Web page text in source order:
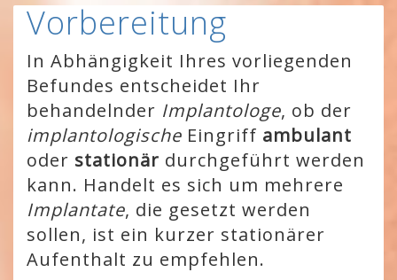
Vorbereitung
In Abhängigkeit Ihres vorliegenden
Befundes entscheidet Ihr
behandelnder Implantologe, ob der
implantologische Eingriff ambulant
oder stationär durchgeführt werden
kann. Handelt es sich um mehrere
Implantate, die gesetzt werden
sollen, ist ein kurzer stationärer
Aufenthalt zu empfehlen.